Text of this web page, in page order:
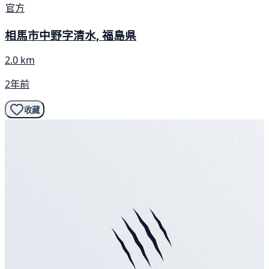
官方
相馬市中野字清水, 福島県
2.0 km
2年前
收藏